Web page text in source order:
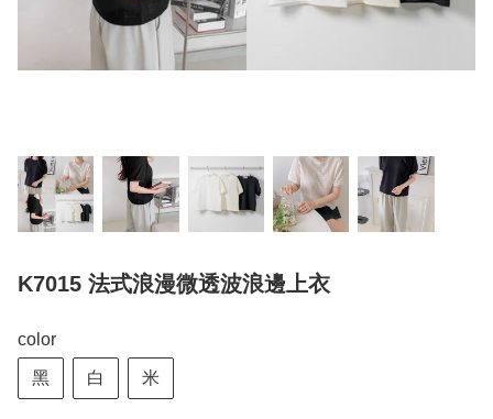
K7015 法式浪漫微透波浪邊上衣
color
黑 白 米